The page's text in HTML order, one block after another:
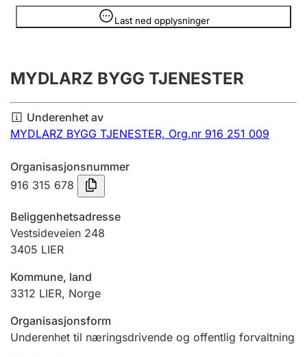
Registrere, endre, slette
Årsregnskap
Innsending og forsinkelsesgebyr
Tinglysing
Jeger
Betaling og jegeravgiftskort
Ektepaktveileder
Last ned opplysninger
Opplysninger er skjult
MYDLARZ BYGG TJENESTER
Underenhet av
MYDLARZ BYGG TJENESTER, Org.nr 916 251 009
Organisasjonsnummer
916 315 678
Beliggenhetsadresse
Vestsideveien 248
3405 LIER
Kommune, land
3312 LIER, Norge
Organisasjonsform
Underenhet til næringsdrivende og offentlig forvaltning